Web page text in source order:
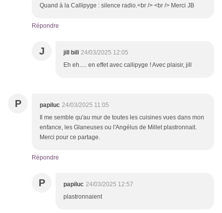
Quand à la Callipyge : silence radio.<br /> <br /> Merci JB
Répondre
J jill bill
24/03/2025 12:05
Eh eh..... en effet avec callipyge ! Avec plaisir, jill
P papiluc 24/03/2025 11:05
Il me semble qu'au mur de toutes les cuisines vues dans mon
enfance, les Glaneuses ou l'Angélus de Millet plastronnait.
Merci pour ce partage.
Répondre
P papiluc 24/03/2025 12:57
plastronnaient